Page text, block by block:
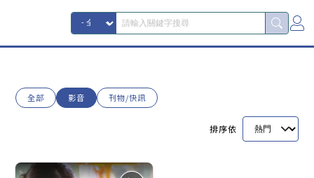
全部 影音 刊物/快訊
排序依